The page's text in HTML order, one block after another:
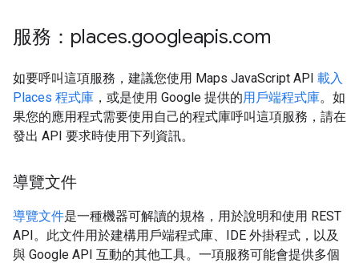
服務：places.googleapis.com
如要呼叫這項服務，建議您使用 Maps JavaScript API 載入
Places 程式庫 ，或是使用 Google 提供的用戶端程式庫。如
果您的應用程式需要使用自己的程式庫呼叫這項服務，請在
發出 API 要求時使用下列資訊。
導覽文件
導覽文件是一種機器可解讀的規格，用於說明和使用 REST
API。此文件用於建構用戶端程式庫、IDE 外掛程式，以及
與 Google API 互動的其他工具。一項服務可能會提供多個